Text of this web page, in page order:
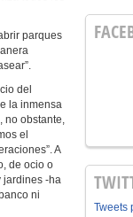
parques
del
la inmensa
no obstante,
el
A
de ocio o
jardines -ha
ni
Tweets